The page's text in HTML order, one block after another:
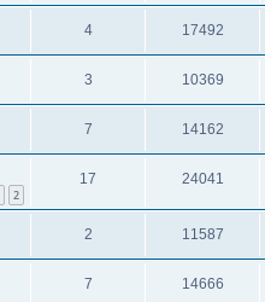
4 17492
3 10369
7 14162
2
17 24041
2 11587
7 14666